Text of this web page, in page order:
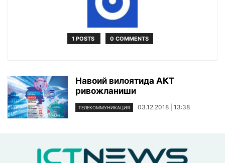
1 POSTS 0 COMMENTS
Навоий вилоятида АКТ
ривожланиши
ТЕЛЕКОММУНИКАЦИЯ 03.12.2018 | 13:38